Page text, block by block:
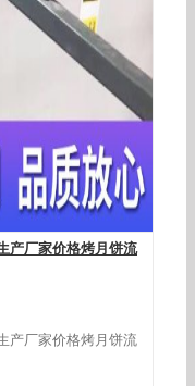
产厂家价格烤月饼流
产厂家价格烤月饼流
黑芝麻烘烤隧道